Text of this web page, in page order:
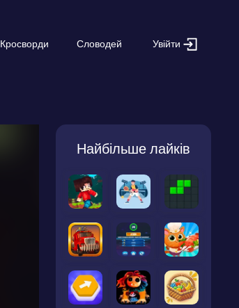
Кросворди Словодей Увійти
Найбільше лайків